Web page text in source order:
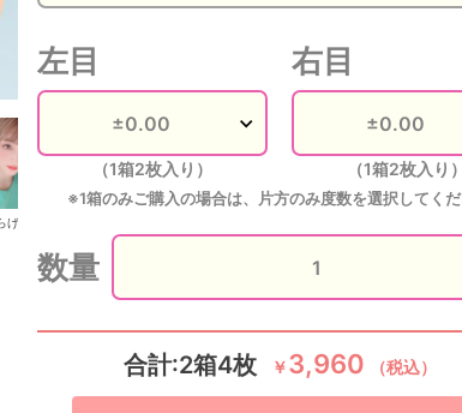
げ
左目
（1箱2枚入り）
右目
（1箱2枚入り）
※1箱のみご購入の場合は、片方のみ度数を選択してく
数量
合計:2箱4枚 ￥3,960 （税込）